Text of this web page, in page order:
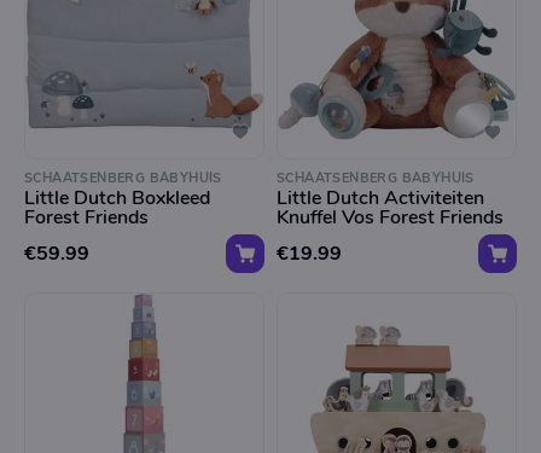
SCHAATSENBERG BABYHUIS
Little Dutch Boxkleed
Forest Friends
€59.99
SCHAATSENBERG BABYHUIS
Little Dutch Activiteiten
Knuffel Vos Forest Friends
€19.99